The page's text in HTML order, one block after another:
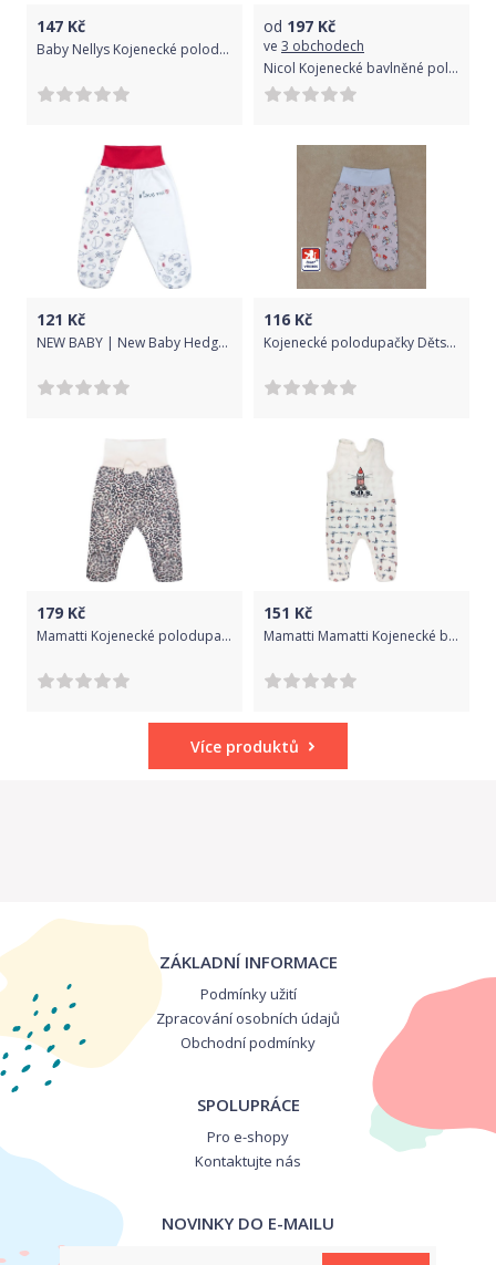
147 Kč
Baby Nellys Kojenecké polodupačky Monkey - sv. šedý melírek, Velikost koj. oblečení 74 (6-9m)
od 197 Kč
ve 3 obchodech
Nicol Kojenecké bavlněné polodupačky Nicol Dolphin Modrá 80 (9-12m)
121 Kč
NEW BABY | New Baby Hedgehog | Kojenecké bavlněné polodupačky New Baby Hedgehog červené | Červená | 74 (6-9m)
116 Kč
Kojenecké polodupačky Dětský svět miss Star velikost 52
179 Kč
Mamatti Kojenecké polodupačky Gepardík s mašličkou a vzorem - granát, vel. 74 - 50 (0-1m)
151 Kč
Mamatti Mamatti Kojenecké bavlněné dupačky Maják, bílé, vel. 74 74 (6-9m)
Více produktů
ZÁKLADNÍ INFORMACE
Podmínky užití
Zpracování osobních údajů
Obchodní podmínky
SPOLUPRÁCE
Pro e-shopy
Kontaktujte nás
NOVINKY DO E-MAILU